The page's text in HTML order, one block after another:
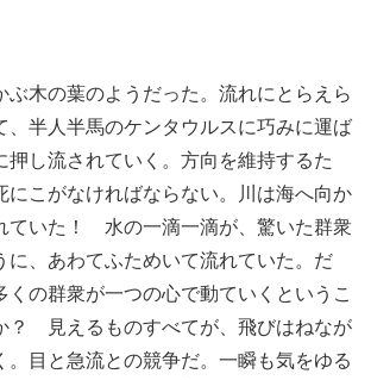
ぶ木の葉のようだった。流れにとらえら
、半人半馬のケンタウルスに巧みに運ば
押し流されていく。方向を維持するた
にこがなければならない。川は海へ向か
ていた！ 水の一滴一滴が、驚いた群衆
に、あわてふためいて流れていた。だ
くの群衆が一つの心で動ていくというこ
？ 見えるものすべてが、飛びはねなが
。目と急流との競争だ。一瞬も気をゆる